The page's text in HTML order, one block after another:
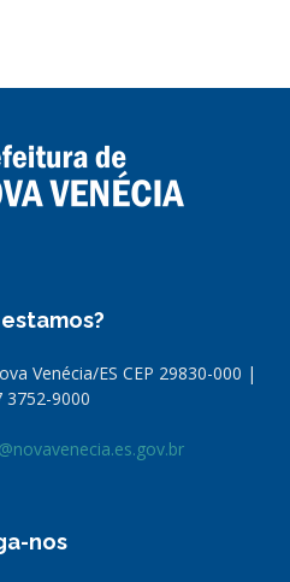
Venécia/ES CEP 29830-000 |
3752-9000
nos